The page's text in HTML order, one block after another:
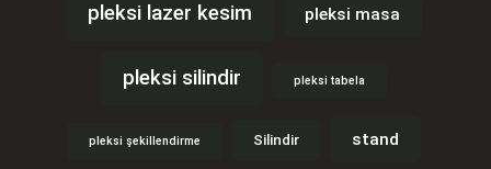
pleksi lazer kesim pleksi masa
pleksi silindir pleksi tabela
pleksi şekillendirme Silindir stand